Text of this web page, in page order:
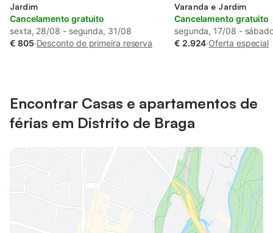
Jardim
Cancelamento gratuito
sexta, 28/08 - segunda, 31/08
€ 805·Desconto de primeira reserva
Varanda e Jardim
Cancelamento gratuito
segunda, 17/08 -
€ 2.924·Oferta especial
Encontrar Casas e apartamentos de
férias em Distrito de Braga